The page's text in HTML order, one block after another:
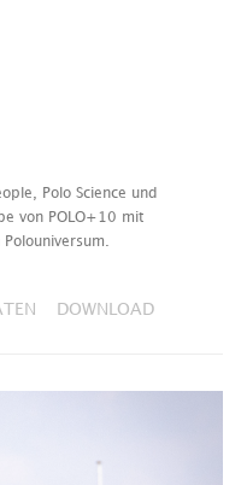
Polo Science und
von POLO+10 mit
DOWNLOAD